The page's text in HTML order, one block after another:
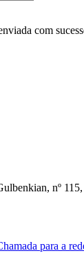
com
nº
para a